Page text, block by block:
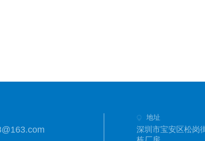
地址
深圳市宝安区松岗